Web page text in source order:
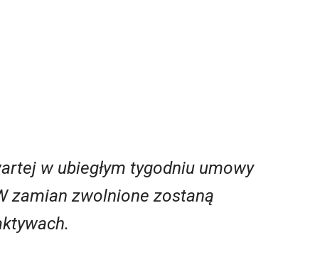
w ubiegłym tygodniu umowy
zamian zwolnione zostaną